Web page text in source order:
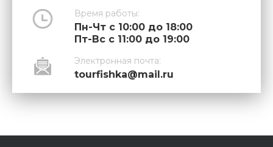
Время работы:
Пн-Чт с 10:00 до 18:00
Пт-Вс с 11:00 до 19:00
Электронная почта:
tourfishka@mail.ru